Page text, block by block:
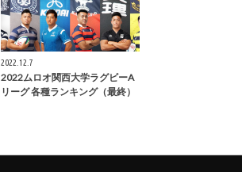
2022.12.7
2022ムロオ関西大学ラグビーA
リーグ 各種ランキング（最終）